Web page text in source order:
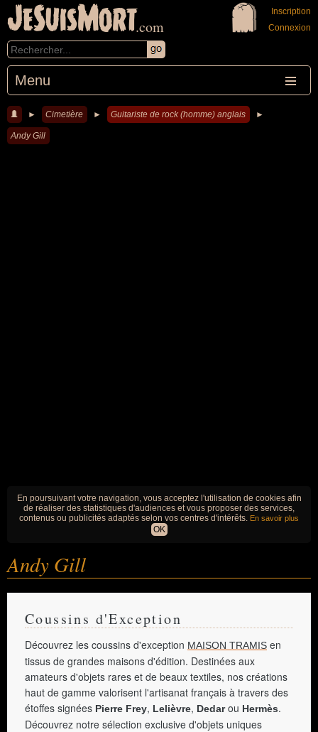
JeSuisMort.com
Menu
Inscription
Connexion
► Cimetière ► Guitariste de rock (homme) anglais ►
Andy Gill
En poursuivant votre navigation, vous acceptez l'utilisation de cookies afin
de réaliser des statistiques d'audiences et vous proposer des services,
contenus ou publicités adaptés selon vos centres d'intérêts. En savoir plus
OK
Andy Gill
Coussins d'Exception
Découvrez les coussins d'exception MAISON TRAMIS en
tissus de grandes maisons d'édition. Destinées aux
amateurs d'objets rares et de beaux textiles, nos créations
haut de gamme valorisent l'artisanat français à travers des
étoffes signées Pierre Frey, Lelièvre, Dedarou Hermès.
Découvrez notre sélection exclusive d'objets uniques